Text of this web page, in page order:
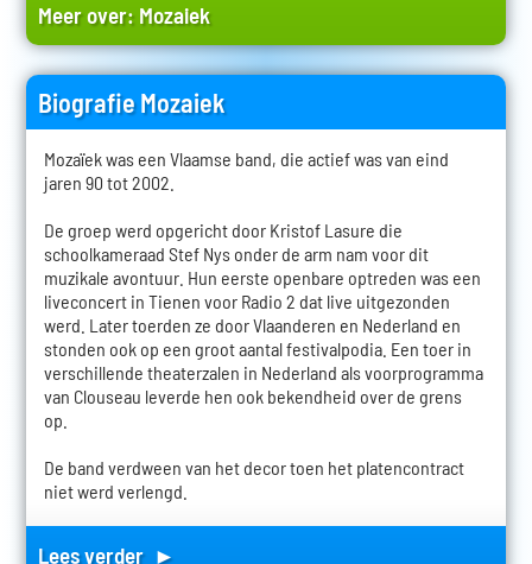
Meer over: Mozaiek
Biografie Mozaiek
Mozaïek was een Vlaamse band, die actief was van eind
jaren 90 tot 2002.
De groep werd opgericht door Kristof Lasure die
schoolkameraad Stef Nys onder de arm nam voor dit
muzikale avontuur. Hun eerste openbare optreden was een
liveconcert in Tienen voor Radio 2 dat live uitgezonden
werd. Later toerden ze door Vlaanderen en Nederland en
stonden ook op een groot aantal festivalpodia. Een toer in
verschillende theaterzalen in Nederland als voorprogramma
van Clouseau leverde hen ook bekendheid over de grens
op.
De band verdween van het decor toen het platencontract
niet werd verlengd.
Lees verder ►